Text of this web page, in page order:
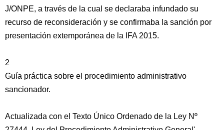
J/ONPE, a través de la cual se declaraba infundado su
recurso de reconsideración y se confirmaba la sanción por
presentación extemporánea de la IFA 2015.
2
Guía práctica sobre el procedimiento administrativo
sancionador.
Actualizada con el Texto Único Ordenado de la Ley Nº